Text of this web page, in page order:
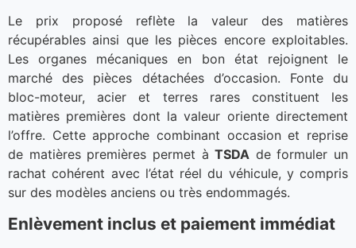
Le prix proposé reflète la valeur des matières
récupérables ainsi que les pièces encore exploitables.
Les organes mécaniques en bon état rejoignent le
marché des pièces détachées d’occasion. Fonte du
bloc-moteur, acier et terres rares constituent les
matières premières dont la valeur oriente directement
l’offre. Cette approche combinant occasion et reprise
de matières premières permet àTSDA de formuler un
rachat cohérent avec l’état réel du véhicule, y compris
sur des modèles anciens ou très endommagés.
Enlèvement inclus et paiement immédiat